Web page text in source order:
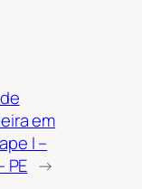
em
I –
PE →